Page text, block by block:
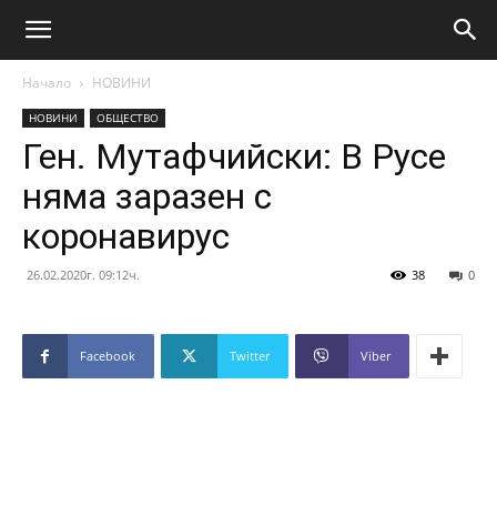
Начало НОВИНИ
НОВИНИ ОБЩЕСТВО
Ген. Мутафчийски: В Русе
няма заразен с
коронавирус
26.02.2020г. 09:12ч. 0
38
Facebook Twitter Viber